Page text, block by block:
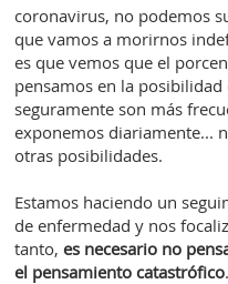
coronavirus, no podemos
que vamos a morirnos
es que vemos que el
pensamos en la
seguramente son más
exponemos diariamente...
otras posibilidades.
Estamos haciendo un
de enfermedad y nos
tanto,es necesario no
el pensamiento catastrófico.